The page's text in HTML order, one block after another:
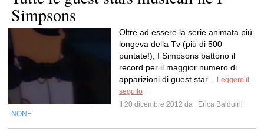
Simpsons
Oltre ad essere la serie animata piú
longeva della Tv (più di 500
puntate!), I Simpsons battono il
record per il maggior numero di
apparizioni di guest star...
Leggere il
seguito
Il 20 dicembre 2012 da
Erica Balduini
NONE